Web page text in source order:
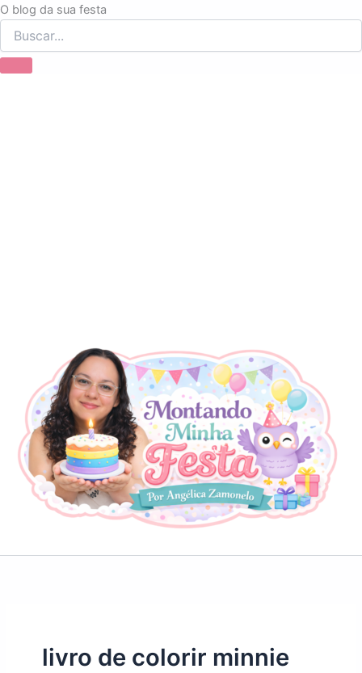
O blog da sua festa
Ir
para
o
livro de colorir minnie